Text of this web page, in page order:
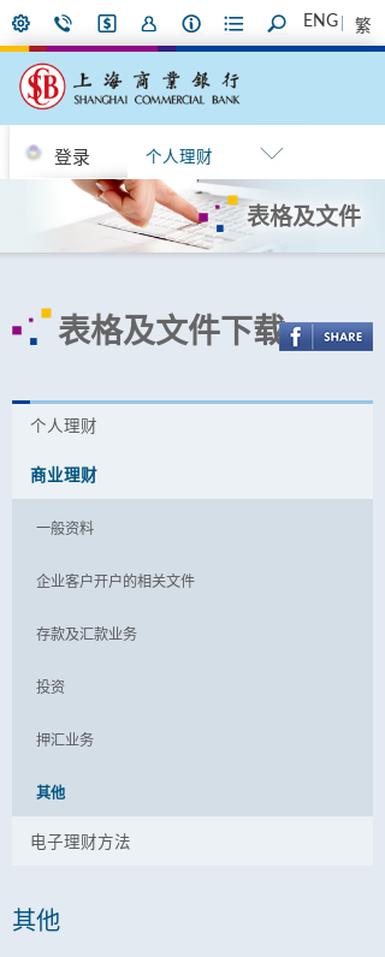
ENG 繁
登录 个人理财
表格及文件
表格及文件下载
个人理财
商业理财
一般资料
企业客户开户的相关文件
存款及汇款业务
投资
押汇业务
其他
电子理财方法
其他